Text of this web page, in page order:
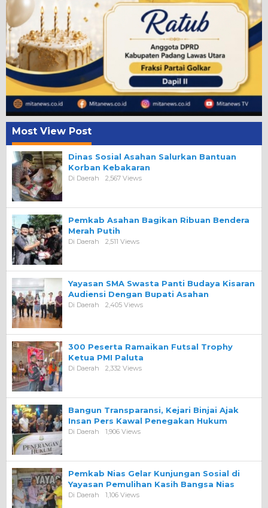
Most View Post
Dinas Sosial Asahan Salurkan Bantuan
Korban Kebakaran
Di Daerah 2,567 Views
Pemkab Asahan Bagikan Ribuan Bendera
Merah Putih
Di Daerah 2,511 Views
Yayasan SMA Swasta Panti Budaya Kisaran
Audiensi Dengan Bupati Asahan
Di Daerah 2,405 Views
300 Peserta Ramaikan Futsal Trophy
Ketua PMI Paluta
Di Daerah 2,332 Views
Bangun Transparansi, Kejari Binjai Ajak
Insan Pers Kawal Penegakan Hukum
Di Daerah 1,906 Views
Pemkab Nias Gelar Kunjungan Sosial di
Yayasan Pemulihan Kasih Bangsa Nias
Di Daerah 1,106 Views